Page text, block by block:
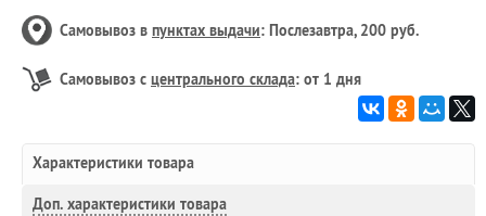
Самовывоз в пунктах выдачи: Послезавтра, 200 руб.
Самовывоз с центрального склада: от 1 дня
Характеристики товара
Доп. характеристики товара